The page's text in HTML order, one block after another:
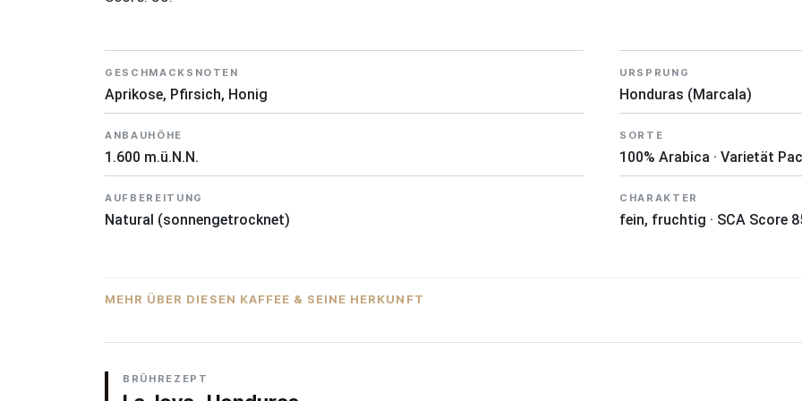
GESCHMACKSNOTEN
Aprikose, Pfirsich, Honig
URSPRUNG
Honduras (Marcala)
ANBAUHÖHE
1.600 m.ü.N.N.
SORTE
100% Arabica · Varietät
AUFBEREITUNG
Natural (sonnengetrocknet)
CHARAKTER
fein, fruchtig · SCA Score
MEHR ÜBER DIESEN KAFFEE & SEINE HERKUNFT
Honduras ist Zentralamerikas größter Kaffeeexporteur. Auf Höhen zwischen 1.200 und 1.800 Metern in Marcala,
BRÜHREZEPT